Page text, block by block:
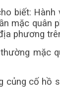
biết:
mặc
phương
mặc
củng cố hồ